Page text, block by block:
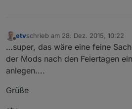
etvschrieb am 28. Dez. 2015, 10:22
zuletzt editiert von
…super, das wäre eine feine
der Mods nach den Feiertagen
anlegen....
Grüße